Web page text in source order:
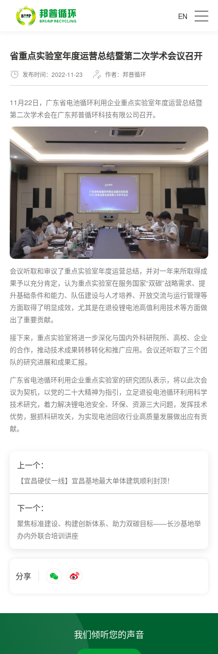
EN
省重点实验室年度运营总结暨第二次学术会议召开
发布时间：2022-11-23 作者：邦普循环
11月22日，广东省电池循环利用企业重点实验室年度运营总结暨
第二次学术会在广东邦普循环科技有限公司召开。
会议听取和审议了重点实验室年度运营总结，并对一年来所取得成
果予以充分肯定，认为重点实验室在服务国家“双碳”战略需求、提
升基础条件和能力、队伍建设与人才培养、开放交流与运行管理等
方面取得了明显成效，尤其是在退役锂电池高值利用技术等方面做
出了重要贡献。
接下来，重点实验室将进一步深化与国内外科研院所、高校、企业
的合作，推动技术成果转移转化和推广应用。会议还听取了三个团
队的研究进展和成果汇报。
广东省电池循环利用企业重点实验室的研究团队表示，将以此次会
议为契机，以党的二十大精神为指引，立足退役电池循环利用科学
技术研究，着力解决锂电池安全、环保、资源三大问题，发挥技术
优势，狠抓科研攻关，为实现电池回收行业高质量发展做出应有贡
献。
上一个：
【宜昌硬仗一线】宜昌基地最大单体建筑顺利封顶！
下一个：
聚焦标准建设、构建创新体系、助力双碳目标——长沙基地举
办内外联合培训讲座
分享
我们倾听您的声音